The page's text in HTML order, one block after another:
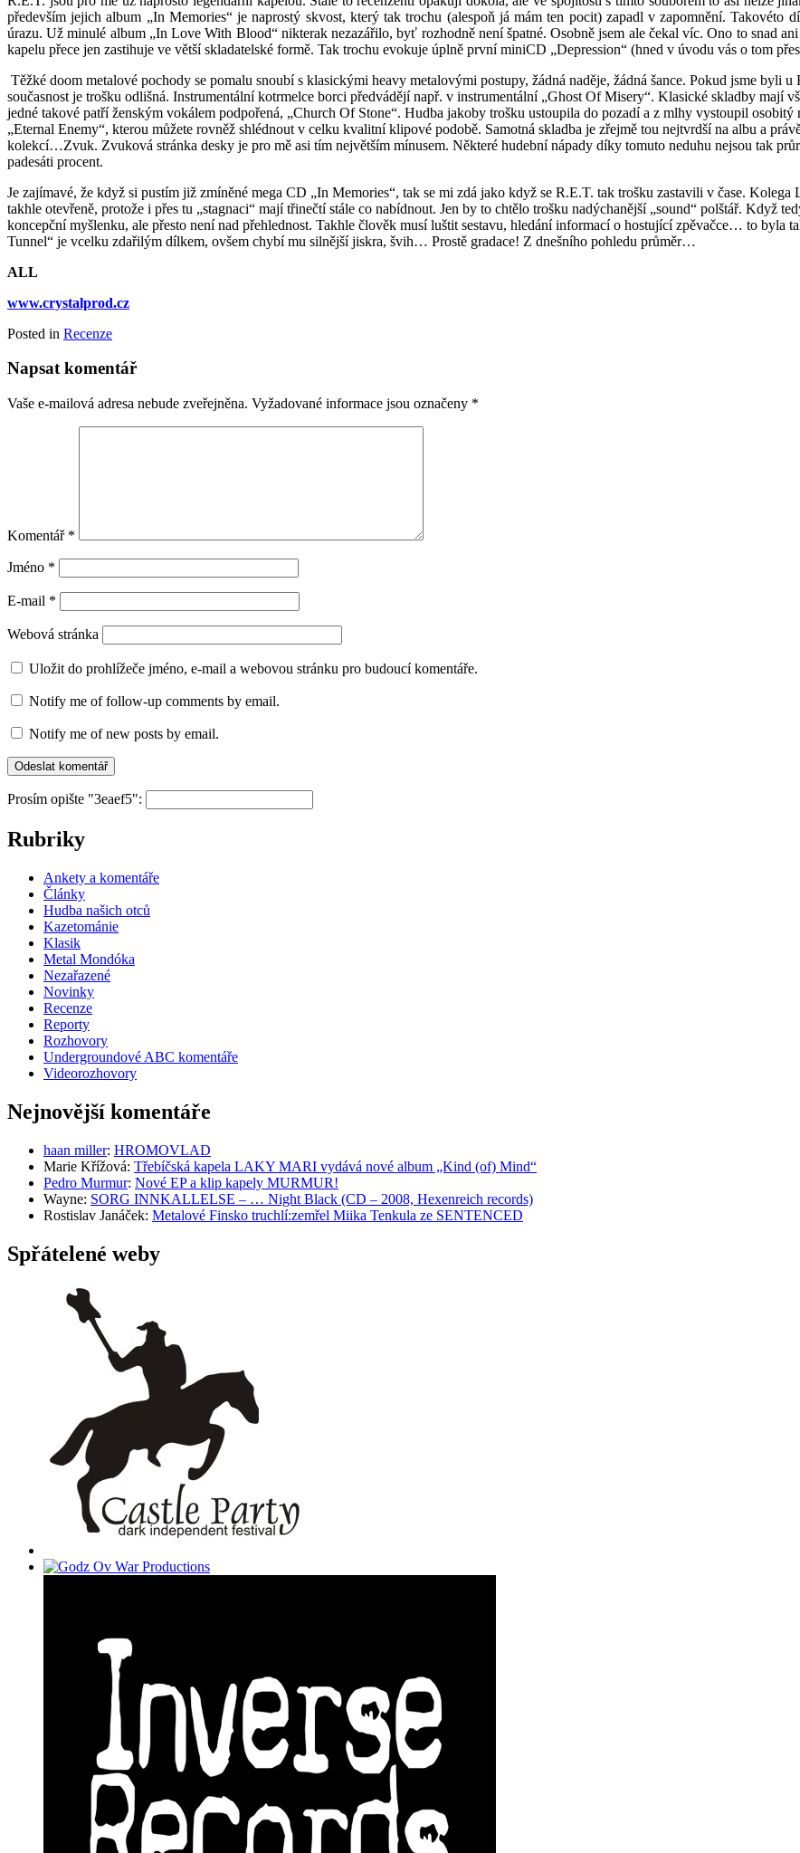
především jejich album „In Memories“ je naprostý skvost, který tak trochu (alespoň já mám ten pocit) zapadl v zapomnění. Takovéto
úrazu. Už minulé album „In LoveWith Blood“ nikterak nezazářilo, byť rozhodně není špatné. Osobně jsem ale čekal víc. Ono to snad
kapelu přece jen zastihuje ve větší skladatelské formě. Tak trochu evokuje úplně prvníminiCD „Depression“ (hned v úvodu vás o tom
Těžké doom metalové pochody se pomalu snoubí s klasickými heavy metalovými postupy, žádná naděje, žádná šance. Pokud jsme byli
současnost je trošku odlišná. Instrumentální kotrmelce borci předvádějí např. v instrumentální „Ghost Of Misery“. Klasické skladby mají
jedné takové patří ženským vokálem podpořená, „Church OfStone“. Hudba jakoby trošku ustoupila do pozadí a z mlhy vystoupil osobitý
„Eternal Enemy“, kterou můžete rovněž shlédnout v celku kvalitníklipové podobě. Samotná skladba je zřejmě tou nejtvrdší na albu a
kolekcí…Zvuk. Zvuková stránka desky je pro mě asi tím největším mínusem. Některé hudební nápady díky tomuto neduhu nejsou tak
padesáti procent.
Je zajímavé, že když si pustím již zmíněné mega CD „In Memories“, tak se mi zdá jako když se R.E.T. tak trošku zastavili v čase. Kolega
takhle otevřeně, protože i přes tu „stagnaci“ mají třinečtí stále co nabídnout. Jen by to chtělo trošku nadýchanější „sound“ polštář. Když
koncepční myšlenku, ale přesto není nad přehlednost. Takhle člověk musí luštit sestavu, hledání informací o hostující zpěvačce… to byla
Tunnel“ je vcelku zdařilým dílkem, ovšem chybí mu silnější jiskra, švih… Prostě gradace! Z dnešního pohledu průměr…
ALL
www.crystalprod.cz
Posted in Recenze
Napsat komentář
Vaše e-mailová adresa nebude zveřejněna. Vyžadované informace jsou označeny *
Komentář *
Jméno *
E-mail *
Webová stránka
Uložit do prohlížeče jméno, e-mail a webovou stránku pro budoucí komentáře.
Notify me of follow-up comments by email.
Notify me of new posts by email.
Prosím opište "3eaef5":
Rubriky
Ankety a komentáře
Články
Hudba našich otců
Kazetománie
Klasik
Metal Mondóka
Nezařazené
Novinky
Recenze
Reporty
Rozhovory
Undergroundové ABC komentáře
Videorozhovory
Nejnovější komentáře
haan miller: HROMOVLAD
Marie Křížová: Třebíčská kapela LAKY MARI vydává nové album „Kind (of) Mind“
Pedro Murmur: Nové EP a klip kapely MURMUR!
Wayne: SORG INNKALLELSE – … Night Black (CD – 2008, Hexenreich records)
Rostislav Janáček: Metalové Finsko truchlí:zemřel Miika Tenkula ze SENTENCED
Spřátelené weby